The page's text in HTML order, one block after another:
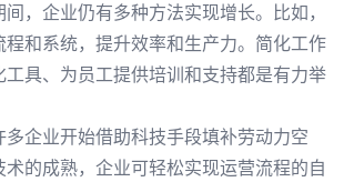
，企业仍有多种方法实现增长。比如，
程和系统，提升效率和生产力。简化工作
工具、为员工提供培训和支持都是有力举
企业开始借助科技手段填补劳动力空
的成熟，企业可轻松实现运营流程的自